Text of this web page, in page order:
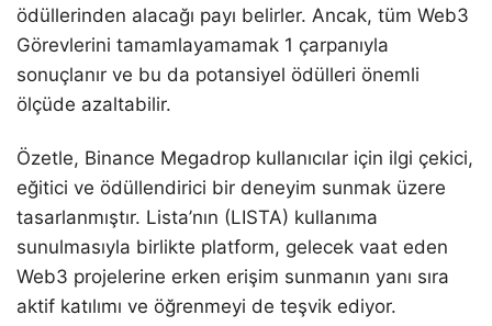
ödüllerinden alacağı payı belirler. Ancak, tüm Web3
Görevlerini tamamlayamamak 1 çarpanıyla
sonuçlanır ve bu da potansiyel ödülleri önemli
ölçüde azaltabilir.
Özetle, Binance Megadrop kullanıcılar için ilgi çekici,
eğitici ve ödüllendirici bir deneyim sunmak üzere
tasarlanmıştır. Lista’nın (LISTA) kullanıma
sunulmasıyla birlikte platform, gelecek vaat eden
Web3 projelerine erken erişim sunmanın yanı sıra
aktif katılımı ve öğrenmeyi de teşvik ediyor.